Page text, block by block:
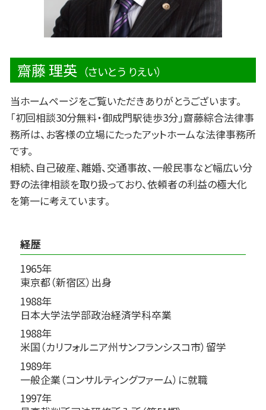
齋藤 理英 （さいとう りえい）
当ホームページをご覧いただきありがとうございます。
「初回相談30分無料・御成門駅徒歩3分」齋藤綜合法律事
務所は、お客様の立場にたったアットホームな法律事務所
です。
相続、自己破産、離婚、交通事故、一般民事など幅広い分
野の法律相談を取り扱っており、依頼者の利益の極大化
を第一に考えています。
経歴
1965年
東京都（新宿区）出身
1988年
日本大学法学部政治経済学科卒業
1988年
米国（カリフォルニア州サンフランシスコ市）留学
1989年
一般企業（コンサルティングファーム）に就職
1997年